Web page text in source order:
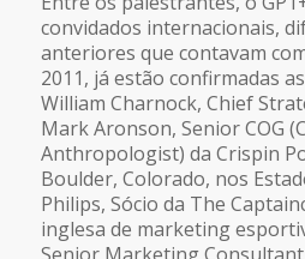
convidados internacionais,
anteriores que contavam
2011, já estão confirmadas
William Charnock, Chief
Mark Aronson, Senior COG
Anthropologist) da Crispin
Boulder, Colorado, nos
Philips, Sócio da The
inglesa de marketing